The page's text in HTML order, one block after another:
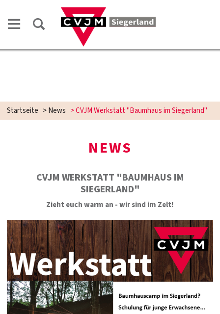
Startseite >News >CVJM Werkstatt "Baumhaus im Siegerland"
NEWS
CVJM WERKSTATT "BAUMHAUS IM
SIEGERLAND"
Zieht euch warm an - wir sind im Zelt!